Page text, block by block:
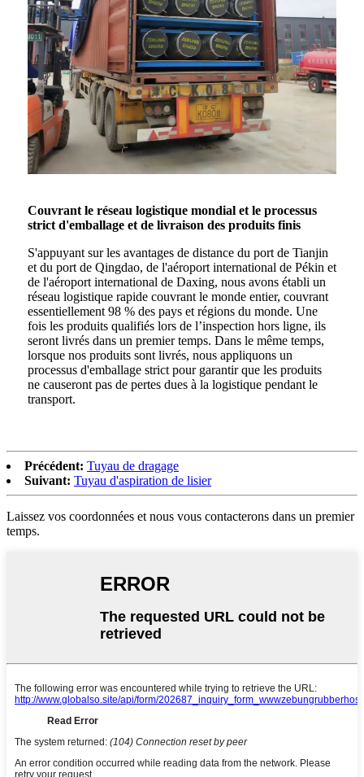
Couvrant le réseau logistique mondial et le processus
strict d'emballage et de livraison des produits finis
S'appuyant sur les avantages de distance du port de Tianjin
et du port de Qingdao, de l'aéroport international de Pékin et
de l'aéroport international de Daxing, nous avons établi un
réseau logistique rapide couvrant le monde entier, couvrant
essentiellement 98 % des pays et régions du monde. Une
fois les produits qualifiés lors de l’inspection hors ligne, ils
seront livrés dans un premier temps. Dans le même temps,
lorsque nos produits sont livrés, nous appliquons un
processus d'emballage strict pour garantir que les produits
ne causeront pas de pertes dues à la logistique pendant le
transport.
Précédent: Tuyau de dragage
Suivant: Tuyau d'aspiration de lisier
Laissez vos coordonnées et nous vous contacterons dans un premier
temps.